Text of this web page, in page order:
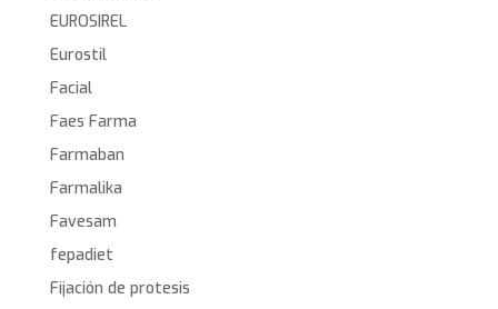
EUROSIREL
Eurostil
Facial
Faes Farma
Farmaban
Farmalika
Favesam
fepadiet
Fijación de protesis